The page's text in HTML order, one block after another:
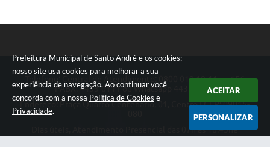
Prefeitura Municipal de Santo André e os cookies:
nosso site usa cookies para melhorar a sua
experiência de navegação. Ao continuar você
concorda com a nossa Política de Cookies e
Privacidade.
ACEITAR
PERSONALIZAR
Telefone: Central de Atendimento: 0800 019 19 44 ou 156
PABX: 4433-0111 ou Whatsapp 4433-0123
Endereço: Praça Quarto Centenário, 01, Centro | CEP: 09015-
Dias úteis, Atendimento Presencial das 07h as 18:45he